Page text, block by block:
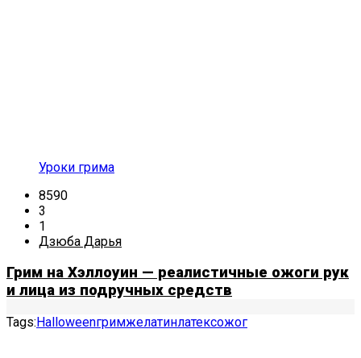
Уроки грима
8590
3
1
Дзюба Дарья
Грим на Хэллоуин — реалистичные ожоги рук
и лица из подручных средств
Tags:Halloweenгримжелатинлатексожог